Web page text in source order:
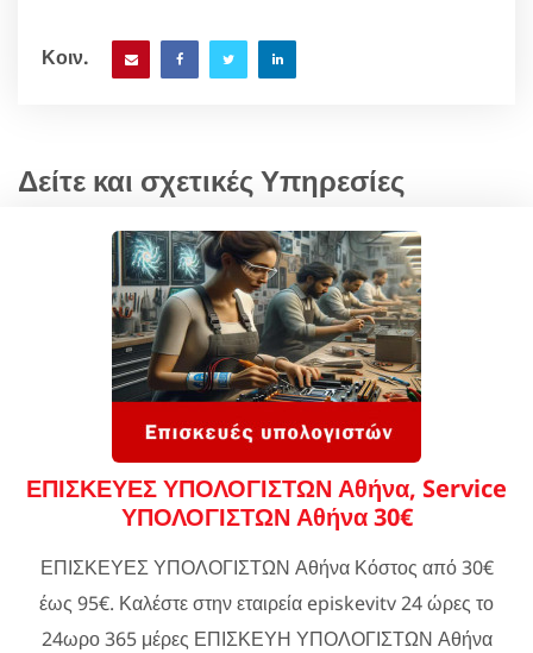
Κοιν.
Δείτε και σχετικές Υπηρεσίες
ΕΠΙΣΚΕΥΕΣ ΥΠΟΛΟΓΙΣΤΩΝ Αθήνα, Service
ΥΠΟΛΟΓΙΣΤΩΝ Αθήνα 30€
ΕΠΙΣΚΕΥΕΣ ΥΠΟΛΟΓΙΣΤΩΝ Αθήνα Κόστος από 30€
έως 95€. Καλέστε στην εταιρεία episkevitv 24 ώρες το
24ωρο 365 μέρες ΕΠΙΣΚΕΥΗ ΥΠΟΛΟΓΙΣΤΩΝ Αθήνα